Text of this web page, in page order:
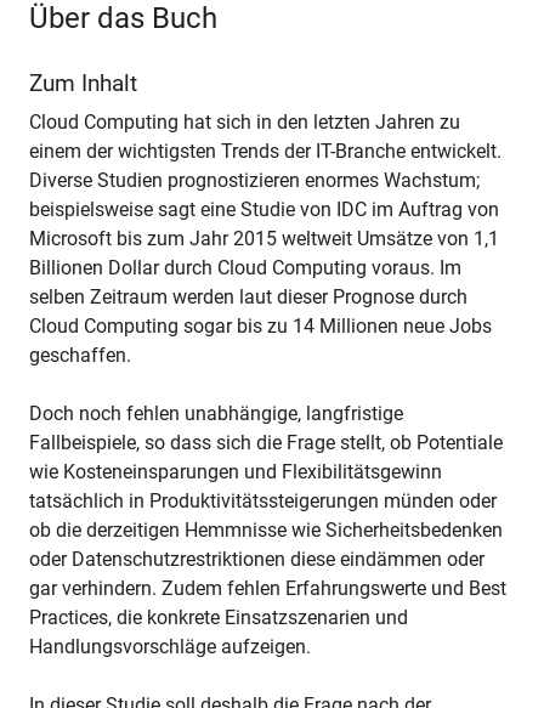
Über das Buch
Zum Inhalt
Cloud Computing hat sich in den letzten Jahren zu
einem der wichtigsten Trends der IT-Branche entwickelt.
Diverse Studien prognostizieren enormes Wachstum;
beispielsweise sagt eine Studie von IDC im Auftrag von
Microsoft bis zum Jahr 2015 weltweit Umsätze von 1,1
Billionen Dollar durch Cloud Computing voraus. Im
selben Zeitraum werden laut dieser Prognose durch
Cloud Computing sogar bis zu 14 Millionen neue Jobs
geschaffen.
Doch noch fehlen unabhängige, langfristige
Fallbeispiele, so dass sich die Frage stellt, ob Potentiale
wie Kosteneinsparungen und Flexibilitätsgewinn
tatsächlich in Produktivitätssteigerungen münden oder
ob die derzeitigen Hemmnisse wie Sicherheitsbedenken
oder Datenschutzrestriktionen diese eindämmen oder
gar verhindern. Zudem fehlen Erfahrungswerte und Best
Practices, die konkrete Einsatzszenarien und
Handlungsvorschläge aufzeigen.